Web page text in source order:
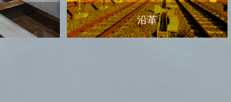
沿革